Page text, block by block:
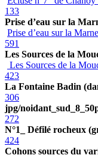
133
Prise d’eau sur la
Prise d’eau sur la
591
Les Sources de la
Les Sources de la
423
La Fontaine Badin
306
jpg/
272
N°1_ Défilé rocheux
424
Cohons sources du